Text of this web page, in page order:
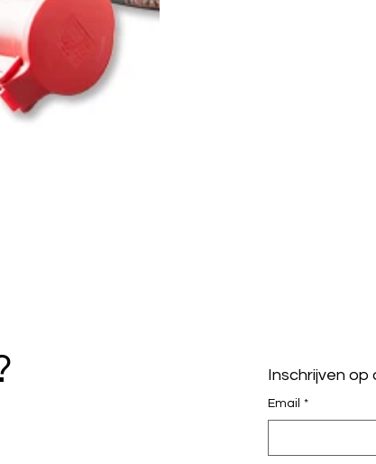
Inschrijven op
Email *